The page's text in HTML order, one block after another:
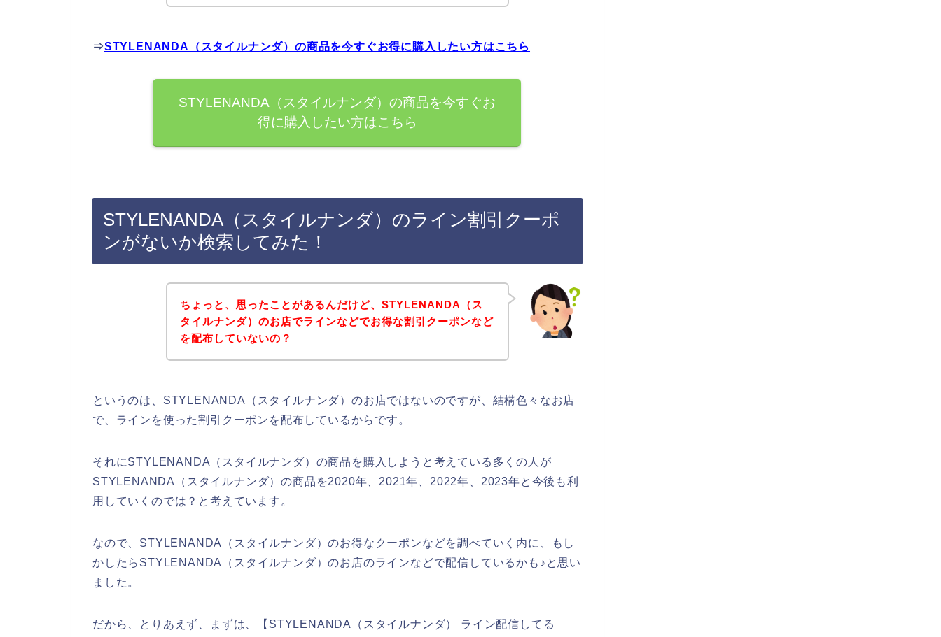
⇒STYLENANDA（スタイルナンダ）の商品を今すぐお得に購入したい方はこちら
STYLENANDA（スタイルナンダ）の商品を今すぐお
得に購入したい方はこちら
STYLENANDA（スタイルナンダ）のライン割引クーポ
ンがないか検索してみた！
ちょっと、思ったことがあるんだけど、STYLENANDA（ス
タイルナンダ）のお店でラインなどでお得な割引クーポンなど
を配布していないの？
というのは、STYLENANDA（スタイルナンダ）のお店ではないのですが、結構色々なお店
で、ラインを使った割引クーポンを配布しているからです。
それにSTYLENANDA（スタイルナンダ）の商品を購入しようと考えている多くの人が
STYLENANDA（スタイルナンダ）の商品を2020年、2021年、2022年、2023年と今後も利
用していくのでは？と考えています。
なので、STYLENANDA（スタイルナンダ）のお得なクーポンなどを調べていく内に、もし
かしたらSTYLENANDA（スタイルナンダ）のお店のラインなどで配信しているかも♪と思い
ました。
だから、とりあえず、まずは、【STYLENANDA（スタイルナンダ） ライン配信してる